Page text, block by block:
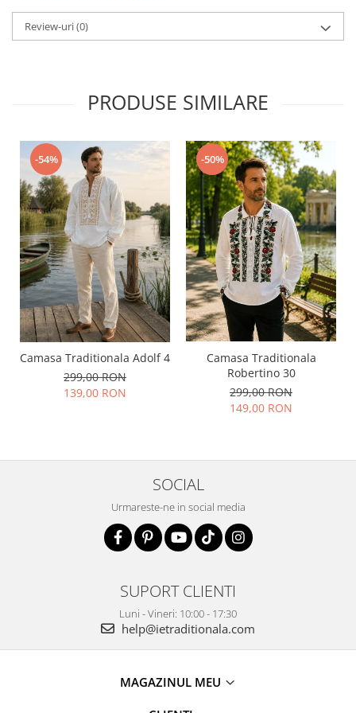
Review-uri(0)
PRODUSE SIMILARE
-54%
Camasa Traditionala Adolf 4
299,00 RON
139,00 RON
-50%
Camasa Traditionala
Robertino 30
299,00 RON
149,00 RON
SOCIAL
Urmareste-ne in social media
SUPORT CLIENTI
Luni - Vineri: 10:00 - 17:30
help@ietraditionala.com
MAGAZINUL MEU